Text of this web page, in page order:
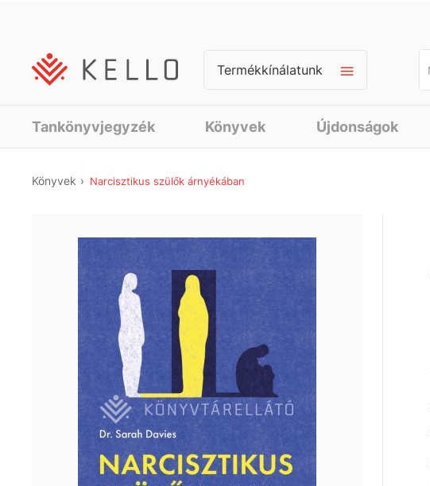
Termékkínálatunk
Tankönyvjegyzék Könyvek Újdonságok
Könyvek Narcisztikus szülők árnyékában